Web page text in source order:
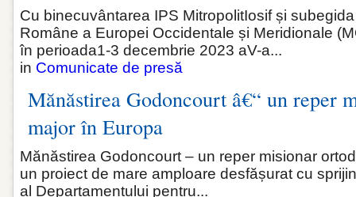
Cu binecuvântarea IPS MitropolitIosif și
Române a Europei Occidentale și Meridionale
în perioada1-3 decembrie 2023 aV-a...
in Comunicate de presă
Mănăstirea Godoncourt â€“ un reper
major în Europa
Mănăstirea Godoncourt – un reper misionar
un proiect de mare amploare desfășurat cu
al Departamentului pentru...